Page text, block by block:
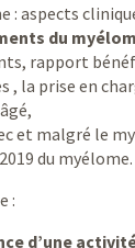
: aspects
du
rapport
, la prise en
et malgré le
du myélome.
:
d’une